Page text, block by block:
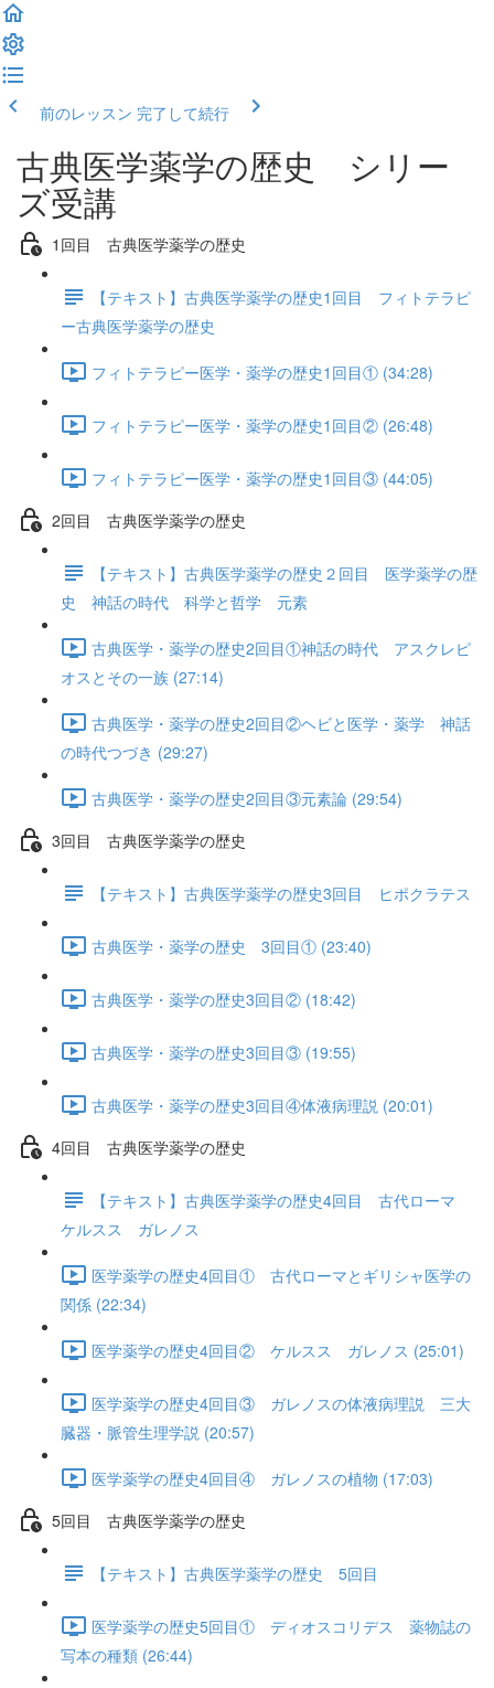
前のレッスン 完了して続行
古典医学薬学の歴史 シリー
ズ受講
1回目 古典医学薬学の歴史
【テキスト】古典医学薬学の歴史1回目 フィトテラピ
ー古典医学薬学の歴史
フィトテラピー医学・薬学の歴史1回目① (34:28)
フィトテラピー医学・薬学の歴史1回目② (26:48)
フィトテラピー医学・薬学の歴史1回目③ (44:05)
2回目 古典医学薬学の歴史
【テキスト】古典医学薬学の歴史２回目 医学薬学の歴
史 神話の時代 科学と哲学 元素
古典医学・薬学の歴史2回目①神話の時代 アスクレピ
オスとその一族 (27:14)
古典医学・薬学の歴史2回目②ヘビと医学・薬学 神話
の時代つづき (29:27)
古典医学・薬学の歴史2回目③元素論 (29:54)
3回目 古典医学薬学の歴史
【テキスト】古典医学薬学の歴史3回目 ヒポクラテス
古典医学・薬学の歴史 3回目① (23:40)
古典医学・薬学の歴史3回目② (18:42)
古典医学・薬学の歴史3回目③ (19:55)
古典医学・薬学の歴史3回目④体液病理説 (20:01)
4回目 古典医学薬学の歴史
【テキスト】古典医学薬学の歴史4回目 古代ローマ
ケルスス ガレノス
医学薬学の歴史4回目① 古代ローマとギリシャ医学の
関係 (22:34)
医学薬学の歴史4回目② ケルスス ガレノス (25:01)
医学薬学の歴史4回目③ ガレノスの体液病理説 三大
臓器・脈管生理学説 (20:57)
医学薬学の歴史4回目④ ガレノスの植物 (17:03)
5回目 古典医学薬学の歴史
【テキスト】古典医学薬学の歴史 5回目
医学薬学の歴史5回目① ディオスコリデス 薬物誌の
写本の種類 (26:44)